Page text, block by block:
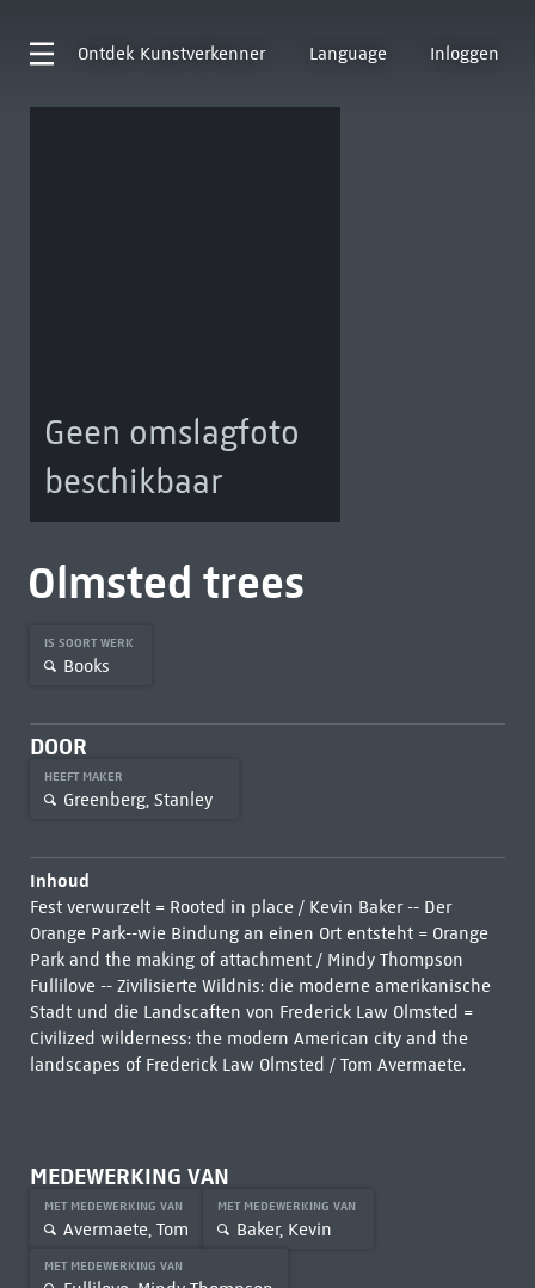
Ontdek Kunstverkenner Language Inloggen
Geen omslagfoto
beschikbaar
Olmsted trees
IS SOORT WERK
Books
DOOR
HEEFT MAKER
Greenberg, Stanley
Inhoud
Fest verwurzelt = Rooted in place / Kevin Baker -- Der
Orange Park--wie Bindung an einen Ort entsteht = Orange
Park and the making of attachment / Mindy Thompson
Fullilove -- Zivilisierte Wildnis: die moderne amerikanische
Stadt und die Landscaften von Frederick Law Olmsted =
Civilized wilderness: the modern American city and the
landscapes of Frederick Law Olmsted / Tom Avermaete.
MEDEWERKING VAN
MET MEDEWERKING VAN
Avermaete, Tom
MET MEDEWERKING VAN
Baker, Kevin
MET MEDEWERKING VAN